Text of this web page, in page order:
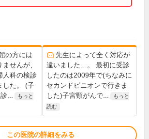
の方には
せんが、
人科の検診
した。 (子
...
もっと
先生によって全く対応が
違いました…。 最初に受診
したのは2009年で(ちなみに
セカンドピニオンで行きま
した)子宮頸がんで...
もっと
読む
この医院の詳細をみる